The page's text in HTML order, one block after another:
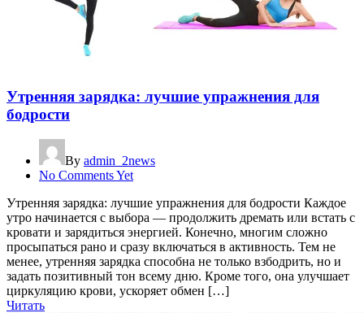
Утренняя зарядка: лучшие упражнения для
бодрости
By admin_2news
No Comments Yet
Утренняя зарядка: лучшие упражнения для бодрости Каждое
утро начинается с выбора — продолжить дремать или встать с
кровати и зарядиться энергией. Конечно, многим сложно
просыпаться рано и сразу включаться в активность. Тем не
менее, утренняя зарядка способна не только взбодрить, но и
задать позитивный тон всему дню. Кроме того, она улучшает
циркуляцию крови, ускоряет обмен […]
Читать